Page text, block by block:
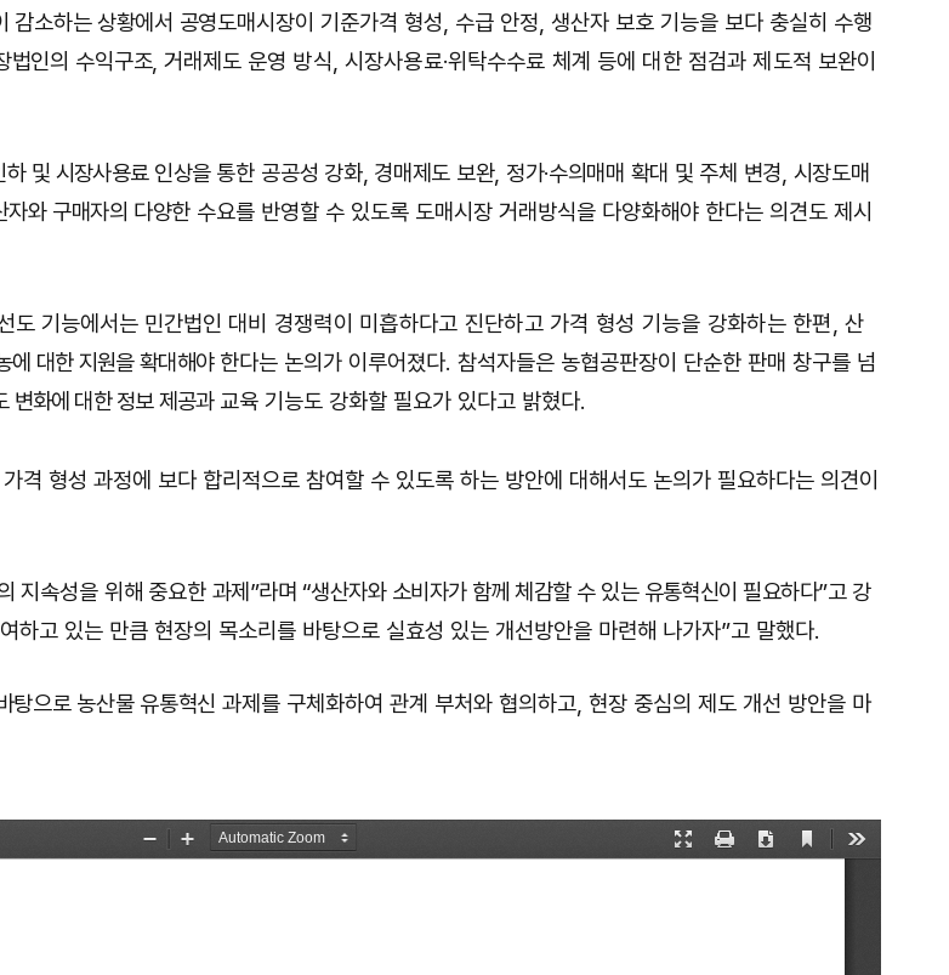
감소하는 상황에서 공영도매시장이 기준가격 형성, 수급 안정,생산자 보호 기능을 보다 충실히 수행
법인의 수익구조,거래제도 운영 방식,시장사용료·위탁수수료 체계 등에 대한 점검과 제도적 보완이
및 시장사용료 인상을 통한 공공성 강화, 경매제도 보완, 정가·수의매매 확대 및 주체 변경, 시장도매
자와 구매자의 다양한 수요를 반영할 수 있도록 도매시장 거래방식을 다양화해야 한다는 의견도 제시
도 기능에서는 민간법인 대비 경쟁력이 미흡하다고 진단하고 가격 형성 기능을 강화하는 한편,산
에 대한 지원을 확대해야 한다는 논의가 이루어졌다.참석자들은 농협공판장이 단순한 판매 창구를 넘
변화에 대한 정보 제공과 교육 기능도 강화할 필요가 있다고 밝혔다.
격 형성 과정에 보다 합리적으로 참여할 수 있도록 하는 방안에 대해서도 논의가 필요하다는 의견이
지속성을 위해 중요한 과제 ”라며 “생산자와 소비자가 함께 체감할 수 있는 유통혁신이 필요하다”고 강
하고 있는 만큼 현장의 목소리를 바탕으로 실효성 있는 개선방안을 마련해 나가자”고 말했다.
탕으로 농산물 유통혁신 과제를 구체화하여 관계 부처와 협의하고,현장 중심의 제도 개선 방안을 마